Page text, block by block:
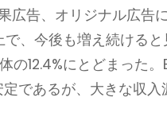
告、オリジナル広告
、今後も増え続ける
12.4%にとどまった。
であるが、大きな収入